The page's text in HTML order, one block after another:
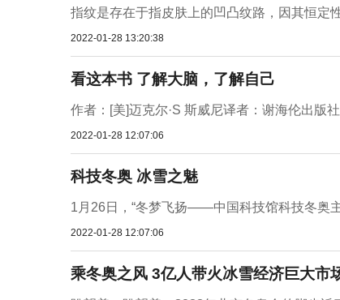
指纹是存在于指皮肤上的凹凸纹路，因其恒定
2022-01-28 13:20:38
看这本书 了解大脑，了解自己
作者：[美]迈克尔·S 斯威尼译者：谢海伦出版
2022-01-28 12:07:06
科技冬奥 冰雪之魅
1月26日，“冬梦飞扬——中国科技馆科技冬奥
2022-01-28 12:07:06
乘冬奥之风 3亿人带火冰雪经济巨大市